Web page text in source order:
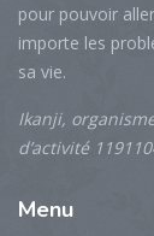
pour pouvoir
importe les
sa vie.
Ikanji,
d’activité
Menu